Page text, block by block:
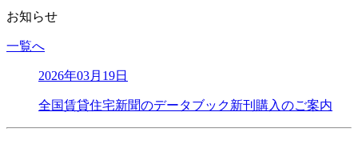
お知らせ
一覧へ
2026年03月19日
全国賃貸住宅新聞のデータブック新刊購入のご案内